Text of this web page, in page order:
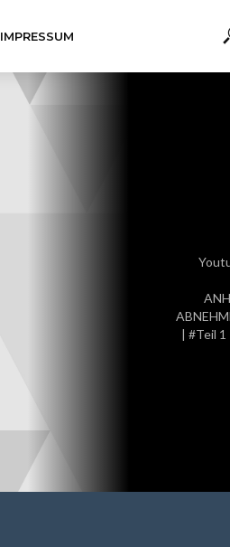
IMPRESSUM
| #Teil 1